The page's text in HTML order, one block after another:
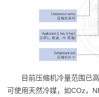
目前压缩机冷量范围已
可使用天然冷媒，如COz，